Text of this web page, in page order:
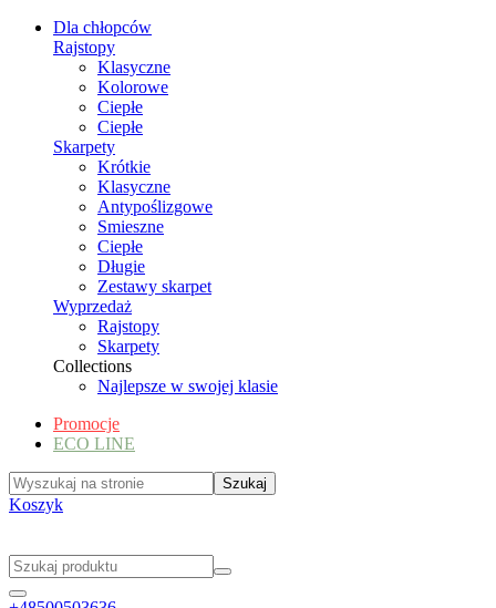
Dla chłopców
Rajstopy
Klasyczne
Kolorowe
Ciepłe
Ciepłe
Skarpety
Krótkie
Klasyczne
Antypoślizgowe
Smieszne
Ciepłe
Długie
Zestawy skarpet
Wyprzedaż
Rajstopy
Skarpety
Collections
Najlepsze w swojej klasie
Promocje
ECO LINE
Koszyk